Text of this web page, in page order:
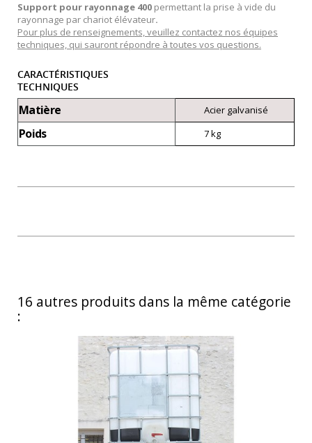
Support pour rayonnage 400 permettant la prise à vide du
rayonnage par chariot élévateur.
Pour plus de renseignements, veuillez contactez nos équipes
techniques, qui sauront répondre à toutes vos questions.
CARACTÉRISTIQUES
TECHNIQUES
Matière Acier galvanisé
Poids 7 kg
16 autres produits dans la même catégorie
: